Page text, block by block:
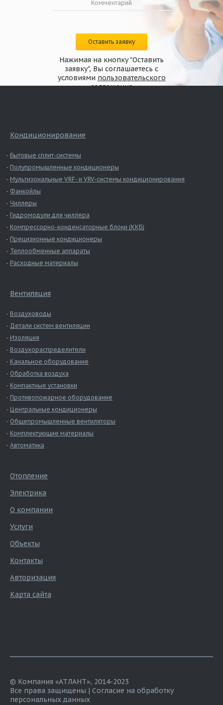
Оставить заявку
Нажимая на кнопку "Оставить
заявку", Вы соглашаетесь с
условиями пользовательского
соглашения
Кондиционирование
Бытовые сплит-системы
Полупромышленные кондиционеры
Мультизональные VRF- и VRV-системы кондиционирования
Фанкойлы
Чиллеры
Гидромодули для чиллера
Компрессорно-конденсаторные блоки (ККБ)
Прецизионные кондиционеры
Теплообменные аппараты
Расходные материалы
Вентиляция
Воздуховоды
Детали систем вентиляции
Изоляция
Воздухораспределители
Канальное оборудование
Обработка воздуха
Компактные установки
Противопожарное оборудование
Центральные кондиционеры
Общепромышленные вентиляторы
Комплектующие материалы
Автоматика
Отопление
Электрика
О компании
Услуги
Объекты
Контакты
Авторизация
Карта сайта
© Компания «АТЛАНТ», 2014-2023
Все права защищены | Согласие на обработку
персональных данных